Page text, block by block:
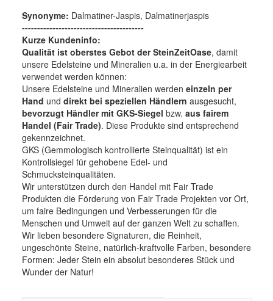
Synonyme: Dalmatiner-Jaspis, Dalmatinerjaspis
----------------------------------------
Kurze Kundeninfo:
Qualität ist oberstes Gebot der SteinZeitOase, damit
unsere Edelsteine und Mineralien u.a. in der Energiearbeit
verwendet werden können:
Unsere Edelsteine und Mineralien werden einzeln per
Hand und direkt bei speziellen Händlern ausgesucht,
bevorzugt Händler mit GKS-Siegel bzw. aus fairem
Handel (Fair Trade). Diese Produkte sind entsprechend
gekennzeichnet.
GKS (Gemmologisch kontrollierte Steinqualität) ist ein
Kontrollsiegel für gehobene Edel- und
Schmucksteinqualitäten.
Wir unterstützen durch den Handel mit Fair Trade
Produkten die Förderung von Fair Trade Projekten vor Ort,
um faire Bedingungen und Verbesserungen für die
Menschen und Umwelt auf der ganzen Welt zu schaffen.
Wir lieben besondere Signaturen, die Reinheit,
ungeschönte Steine, natürlich-kraftvolle Farben, besondere
Formen: Jeder Stein ein absolut besonderes Stück und
Wunder der Natur!